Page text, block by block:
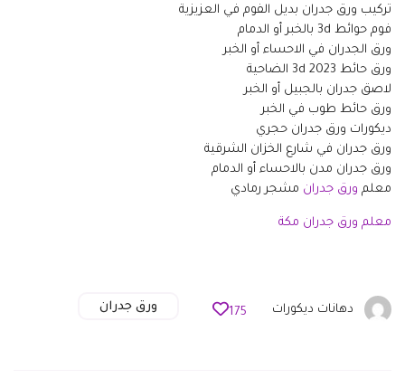
تركيب ورق جدران بديل الفوم في العزيزية
فوم حوائط 3d بالخبر أو الدمام
ورق الجدران في الاحساء أو الخبر
ورق حائط 3d 2023 الضاحية
لاصق جدران بالجبيل أو الخبر
ورق حائط طوب في الخبر
ديكورات ورق جدران حجري
ورق جدران في شارع الخزان الشرقية
ورق جدران مدن بالاحساء أو الدمام
معلم ورق جدران مشجر رمادي
معلم ورق جدران مكة
دهانات ديكورات 175 ورق جدران